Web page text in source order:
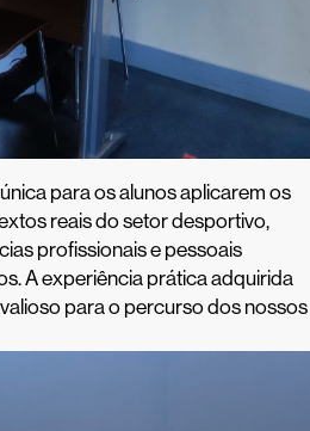
para os alunos aplicarem os
reais do setor desportivo,
profissionais e pessoais
A experiência prática adquirida
para o percurso dos nossos